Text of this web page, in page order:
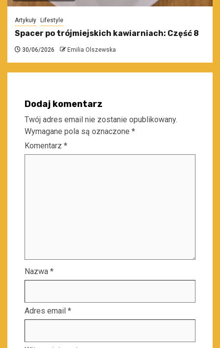
Artykuły Lifestyle
Spacer po trójmiejskich kawiarniach: Część 8
30/06/2026 Emilia Olszewska
Dodaj komentarz
Twój adres email nie zostanie opublikowany.
Wymagane pola są oznaczone *
Komentarz *
Nazwa *
Adres email *